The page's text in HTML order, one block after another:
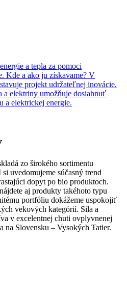
a tepla za pomoci
Kde a ako ju získavame? V
projekt udržateľnej inovácie.
a elektriny umožňuje dosiahnuť
a elektrickej energie.
zo širokého sortimentu
uvedomujeme súčasný trend
dopyt po bio produktoch.
aj produkty takéhoto typu
portfóliu dokážeme uspokojiť
vekových kategórií. Sila a
v excelentnej chuti ovplyvnenej
na Slovensku – Vysokých Tatier.